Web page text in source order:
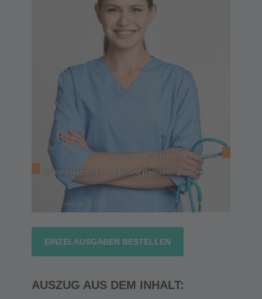
EINZELAUSGABEN BESTELLEN
AUSZUG AUS DEM INHALT: